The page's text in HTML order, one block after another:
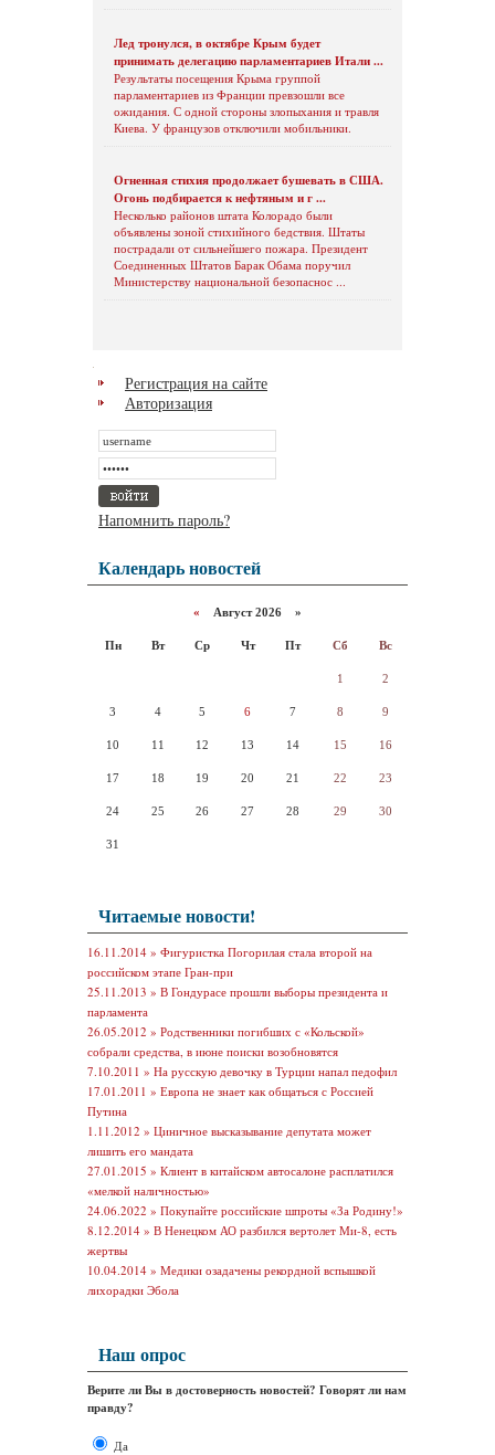
Лед тронулся, в октябре Крым будет
принимать делегацию парламентариев Итали ...
Результаты посещения Крыма группой
парламентариев из Франции превзошли все
ожидания. С одной стороны злопыхания и травля
Киева. У французов отключили мобильники.
Огненная стихия продолжает бушевать в США.
Огонь подбирается к нефтяным и г ...
Несколько районов штата Колорадо были
объявлены зоной стихийного бедствия. Штаты
пострадали от сильнейшего пожара. Президент
Соединенных Штатов Барак Обама поручил
Министерству национальной безопаснос ...
Регистрация на сайте
Авторизация
Напомнить пароль?
Календарь новостей
« Август 2026 »
Пн Вт Ср Чт Пт Сб Вс
1 2
3 4 5 6 7 8 9
10 11 12 13 14 15 16
17 18 19 20 21 22 23
24 25 26 27 28 29 30
31
Читаемые новости!
16.11.2014 » Фигуристка Погорилая стала второй на
российском этапе Гран-при
25.11.2013 » В Гондурасе прошли выборы президента и
парламента
26.05.2012 » Родственники погибших с «Кольской»
собрали средства, в июне поиски возобновятся
7.10.2011 » На русскую девочку в Турции напал педофил
17.01.2011 » Европа не знает как общаться с Россией
Путина
1.11.2012 » Циничное высказывание депутата может
лишить его мандата
27.01.2015 » Клиент в китайском автосалоне расплатился
«мелкой наличностью»
24.06.2022 » Покупайте российские шпроты «За Родину!»
8.12.2014 » В Ненецком АО разбился вертолет Ми-8, есть
жертвы
10.04.2014 » Медики озадачены рекордной вспышкой
лихорадки Эбола
Наш опрос
Верите ли Вы в достоверность новостей? Говорят ли нам
правду?
Да